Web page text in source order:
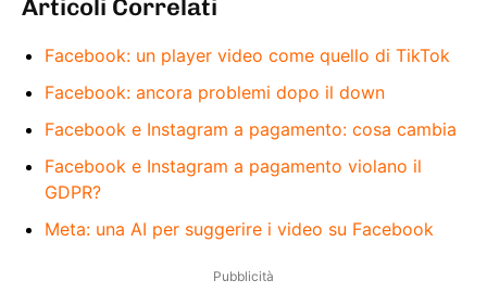
Articoli Correlati
Facebook: un player video come quello di TikTok
Facebook: ancora problemi dopo il down
Facebook e Instagram a pagamento: cosa cambia
Facebook e Instagram a pagamento violano il
GDPR?
Meta: una AI per suggerire i video su Facebook
Pubblicità